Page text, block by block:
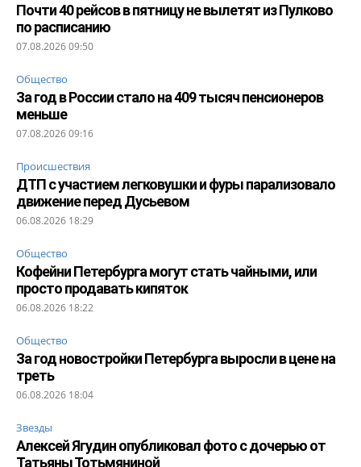
Почти 40 рейсов в пятницу не вылетят из Пулково
по расписанию
07.08.2026 09:50
Общество
За год в России стало на 409 тысяч пенсионеров
меньше
07.08.2026 09:16
Происшествия
ДТП с участием легковушки и фуры парализовало
движение перед Дусьевом
06.08.2026 18:29
Общество
Кофейни Петербурга могут стать чайными, или
просто продавать кипяток
06.08.2026 18:22
Общество
За год новостройки Петербурга выросли в цене на
треть
06.08.2026 18:04
Звезды
Алексей Ягудин опубликовал фото с дочерью от
Татьяны Тотьмяниной